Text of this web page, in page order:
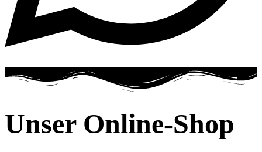
Unser Online-Shop